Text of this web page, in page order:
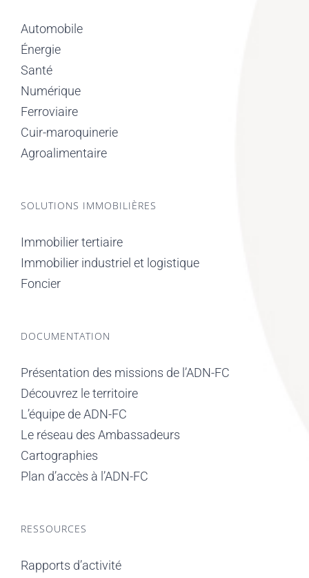
Automobile
Énergie
Santé
Numérique
Ferroviaire
Cuir-maroquinerie
Agroalimentaire
SOLUTIONS IMMOBILIÈRES
Immobilier tertiaire
Immobilier industriel et logistique
Foncier
DOCUMENTATION
Présentation des missions de l’ADN-FC
Découvrez le territoire
L’équipe de ADN-FC
Le réseau des Ambassadeurs
Cartographies
Plan d’accès à l’ADN-FC
RESSOURCES
Rapports d’activité